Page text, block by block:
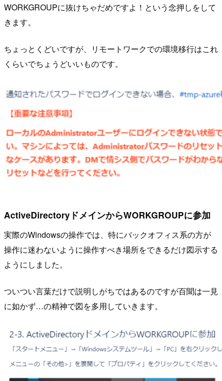
WORKGROUPに抜けちゃだめですよ！という念押しをして
きます。
ちょっとくどいですが、リモートワークでの環境移行はこれ
くらいでちょうどいいものです。
ActiveDirectoryドメインからWORKGROUPに参加
実際のWindowsの操作では、特にバックオフィス系の方が
操作に迷わないように操作すべき場所をできるだけ図示する
ようにしました。
ついつい言葉だけで説明しがちではあるのですが百聞は一見
に如かず…の精神で図を多用していきます。